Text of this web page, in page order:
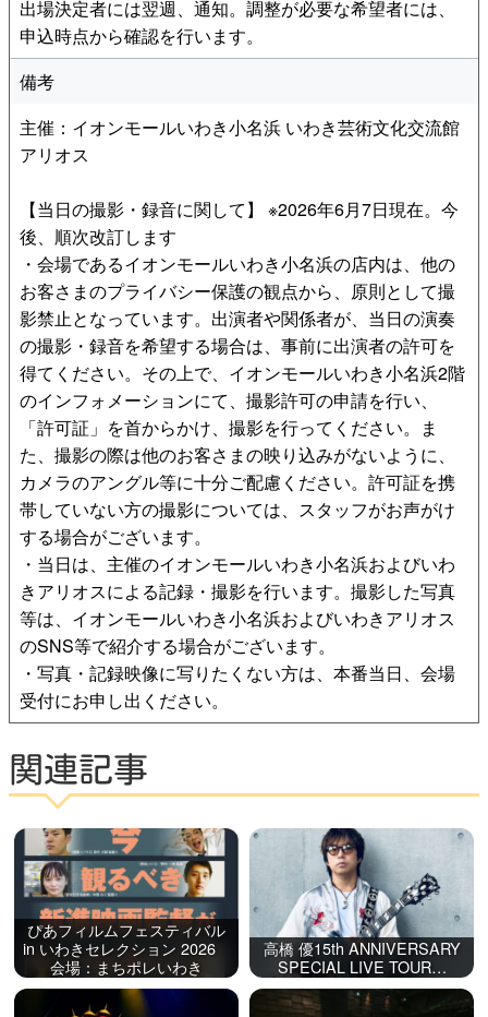
出場決定者には翌週、通知。調整が必要な希望者には、
申込時点から確認を行います。
備考
主催：イオンモールいわき小名浜 いわき芸術文化交流館
アリオス
【当日の撮影・録音に関して】 ※2026年6月7日現在。今
後、順次改訂します
・会場であるイオンモールいわき小名浜の店内は、他の
お客さまのプライバシー保護の観点から、原則として撮
影禁止となっています。出演者や関係者が、当日の演奏
の撮影・録音を希望する場合は、事前に出演者の許可を
得てください。その上で、イオンモールいわき小名浜2階
のインフォメーションにて、撮影許可の申請を行い、
「許可証」を首からかけ、撮影を行ってください。ま
た、撮影の際は他のお客さまの映り込みがないように、
カメラのアングル等に十分ご配慮ください。許可証を携
帯していない方の撮影については、スタッフがお声がけ
する場合がございます。
・当日は、主催のイオンモールいわき小名浜およびいわ
きアリオスによる記録・撮影を行います。撮影した写真
等は、イオンモールいわき小名浜およびいわきアリオス
のSNS等で紹介する場合がございます。
・写真・記録映像に写りたくない方は、本番当日、会場
受付にお申し出ください。
関連記事
ぴあフィルムフェスティバル
in いわきセレクション 2026
会場：まちポレいわき
高橋 優15th ANNIVERSARY
SPECIAL LIVE TOUR…